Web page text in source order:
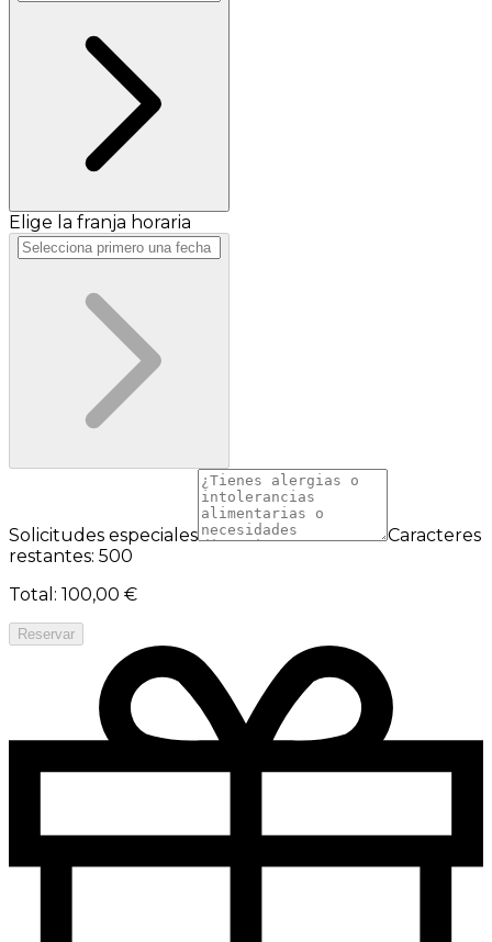
Elige la franja horaria
Solicitudes especiales
Caracteres
restantes: 500
Total : 100,00 €
Reservar